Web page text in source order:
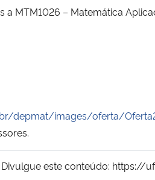
MTM1026 – Matemática
depmat/images/oferta/
Divulgue este conteúdo: https://